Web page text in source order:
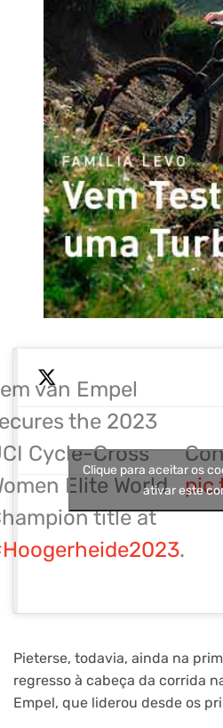
van Empel
the 2023
Cycle-Cross
Elite World
title at
.
Clique para aceitar os
ativar este
Pieterse, todavia, ainda na
regresso à cabeça da corrida
Empel, que liderou desde os